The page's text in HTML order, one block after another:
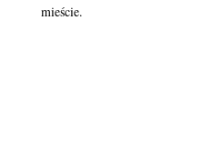
mieście.